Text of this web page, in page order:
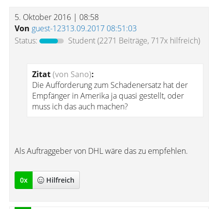
5. Oktober 2016 | 08:58
Von guest-12313.09.2017 08:51:03
Status:
Student(2271 Beiträge, 717x hilfreich)
Zitat(von Sano):
Die Aufforderung zum Schadenersatz hat der
Empfänger in Amerika ja quasi gestellt, oder
muss ich das auch machen?
Als Auftraggeber von DHL wäre das zu empfehlen.
0x Hilfreich